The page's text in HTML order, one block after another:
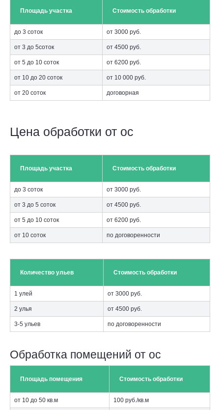
Площадь участка Стоимость обработки
до 3 соток от 3000 руб.
от 3 до 5соток от 4500 руб.
от 5 до 10 соток от 6200 руб.
от 10 до 20 соток от 10 000 руб.
от 20 соток договорная
Цена обработки от ос
Площадь участка Стоимость обработки
до 3 соток от 3000 руб.
от 3 до 5 соток от 4500 руб.
от 5 до 10 соток от 6200 руб.
от 10 соток по договоренности
Количество ульев Стоимость обработки
1 улей от 3000 руб.
2 улья от 4500 руб.
3-5 ульев по договоренности
Обработка помещений от ос
Площадь помещения Стоимость обработки
от 10 до 50 кв.м 100 руб./кв.м